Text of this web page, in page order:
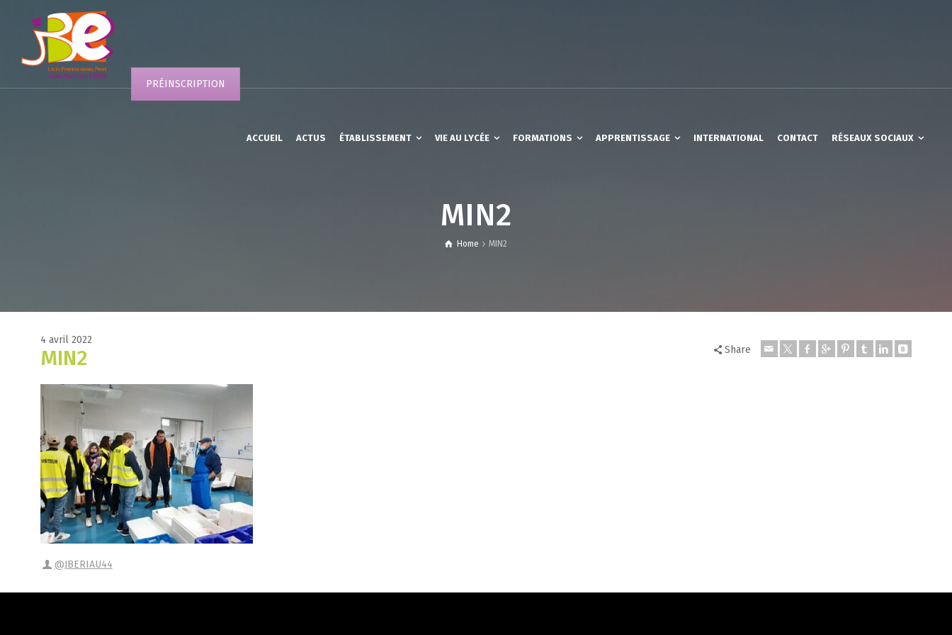
PRÉINSCRIPTION
ACCUEIL ACTUS ÉTABLISSEMENT VIE AU LYCÉE FORMATIONS APPRENTISSAGE INTERNATIONAL CONTACT RÉSEAUX SOCIAUX
MIN2
Home MIN2
4 avril 2022
MIN2 Share
@JBERIAU44